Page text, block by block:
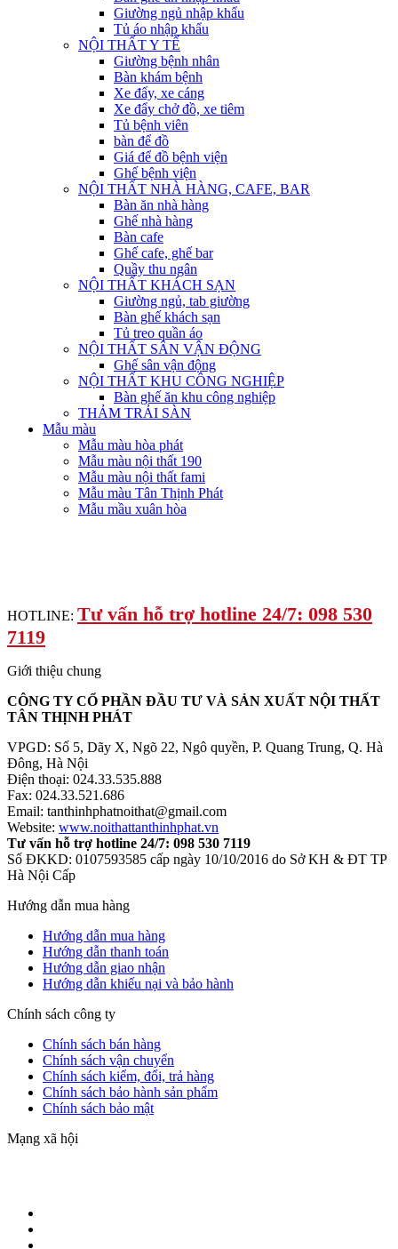
Giường ngủ nhập khẩu
Tủ áo nhập khẩu
NỘI THẤT Y TẾ
Giường bệnh nhân
Bàn khám bệnh
Xe đẩy, xe cáng
Xe đẩy chở đồ, xe tiêm
Tủ bệnh viên
bàn để đồ
Giá để đồ bệnh viện
Ghế bệnh viện
NỘI THẤT NHÀ HÀNG, CAFE, BAR
Bàn ăn nhà hàng
Ghế nhà hàng
Bàn cafe
Ghế cafe, ghế bar
Quầy thu ngân
NỘI THẤT KHÁCH SẠN
Giường ngủ, tab giường
Bàn ghế khách sạn
Tủ treo quần áo
NỘI THẤT SÂN VẬN ĐỘNG
Ghế sân vận động
NỘI THẤT KHU CÔNG NGHIỆP
Bàn ghế ăn khu công nghiệp
THẢM TRẢI SÀN
Mẫu màu
Mẫu màu hòa phát
Mẫu màu nội thất 190
Mẫu màu nội thất fami
Mẫu màu Tân Thịnh Phát
Mẫu mầu xuân hòa
HOTLINE: Tư vấn hỗ trợ hotline 24/7: 098 530
7119
Giới thiệu chung
CÔNG TY CỔ PHẦN ĐẦU TƯ VÀ SẢN XUẤT NỘI THẤT
TÂN THỊNH PHÁT
VPGD: Số 5, Dãy X, Ngõ 22, Ngô quyền, P. Quang Trung, Q. Hà
Đông, Hà Nội
Điện thoại: 024.33.535.888
Fax: 024.33.521.686
Email: tanthinhphatnoithat@gmail.com
Website: www.noithattanthinhphat.vn
Tư vấn hỗ trợ hotline 24/7: 098 530 7119
Số ĐKKD: 0107593585 cấp ngày 10/10/2016 do Sở KH & ĐT TP
Hà Nội Cấp
Hướng dẫn mua hàng
Hướng dẫn mua hàng
Hướng dẫn thanh toán
Hướng dẫn giao nhận
Hướng dẫn khiếu nại và bảo hành
Chính sách công ty
Chính sách bán hàng
Chính sách vận chuyển
Chính sách kiểm, đổi, trả hàng
Chính sách bảo hành sản phẩm
Chính sách bảo mật
Mạng xã hội